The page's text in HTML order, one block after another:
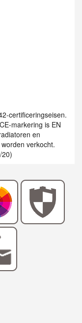
certificeringseisen.
markering is EN
en
verkocht.